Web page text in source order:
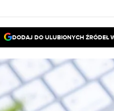
DODAJ DO ULUBIONYCH ŹRÓDEŁ